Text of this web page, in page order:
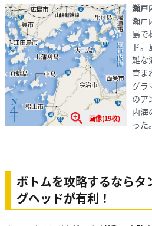
画像(19枚)
瀬戸
瀬戸
島で
ド
雑な
育ま
グラ
のア
内海
った。
ボトムを攻略するならタ
グヘッドが有利！